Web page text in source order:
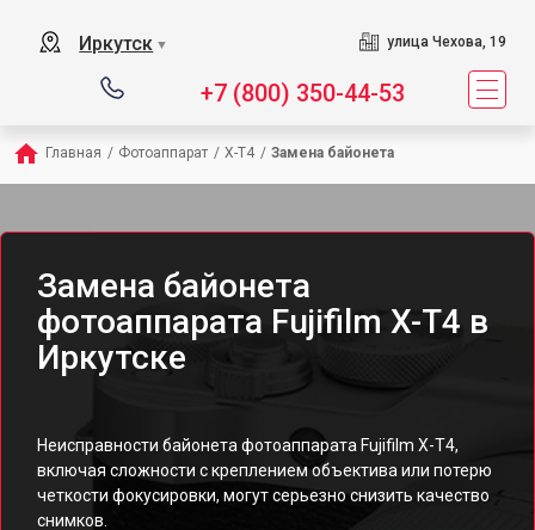
Иркутск ▼ улица Чехова, 19
+7 (800) 350-44-53
Главная / Фотоаппарат / X-T4 / Замена байонета
Замена байонета
фотоаппарата Fujifilm X-T4 в
Иркутске
Неисправности байонета фотоаппарата Fujifilm X-T4,
включая сложности с креплением объектива или потерю
четкости фокусировки, могут серьезно снизить качество
снимков.